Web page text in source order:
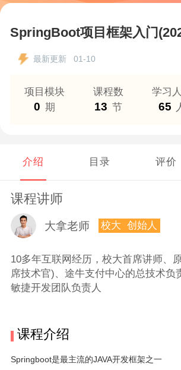
SpringBoot项目框架入门
最新更新 01-10
项目模块
0 期
课程数
13 节
学习
65
介绍 目录 评价
课程讲师
大拿老师 校大 创始人
10多年互联网经历，校大首席讲师、
席技术官)、途牛支付中心的总技术负
敏捷开发团队负责人
课程介绍
Springboot是最主流的JAVA开发框架之一